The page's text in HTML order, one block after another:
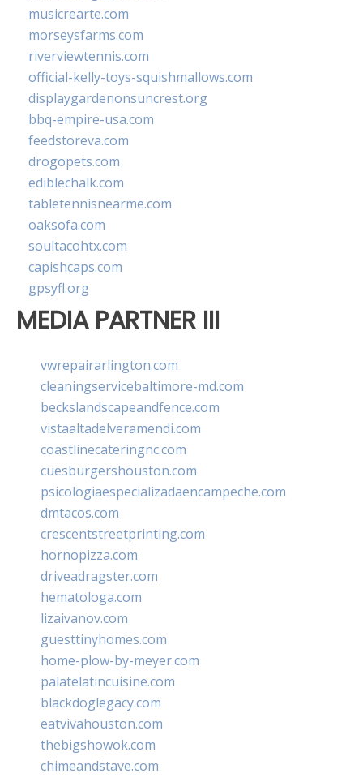
musicrearte.com
morseysfarms.com
riverviewtennis.com
official-kelly-toys-squishmallows.com
displaygardenonsuncrest.org
bbq-empire-usa.com
feedstoreva.com
drogopets.com
ediblechalk.com
tabletennisnearme.com
oaksofa.com
soultacohtx.com
capishcaps.com
gpsyfl.org
MEDIA PARTNER III
vwrepairarlington.com
cleaningservicebaltimore-md.com
beckslandscapeandfence.com
vistaaltadelveramendi.com
coastlinecateringnc.com
cuesburgershouston.com
psicologiaespecializadaencampeche.com
dmtacos.com
crescentstreetprinting.com
hornopizza.com
driveadragster.com
hematologa.com
lizaivanov.com
guesttinyhomes.com
home-plow-by-meyer.com
palatelatincuisine.com
blackdoglegacy.com
eatvivahouston.com
thebigshowok.com
chimeandstave.com